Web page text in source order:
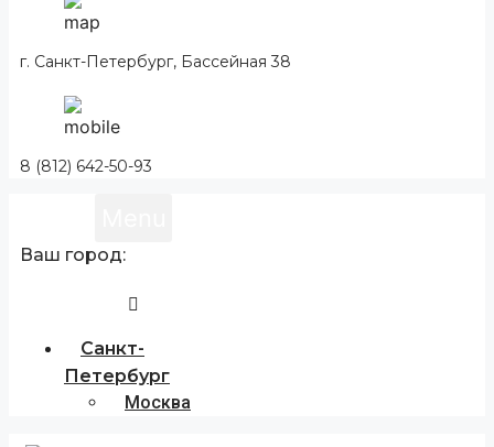
г. Санкт-Петербург, Бассейная 38
8 (812) 642-50-93
Ваш город:
Санкт-
Петербург
Москва